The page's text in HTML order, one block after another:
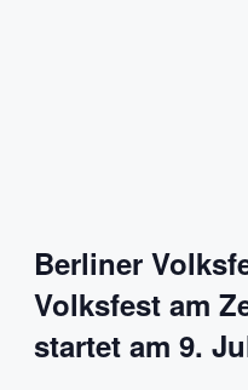
Berliner
Volksfest am
startet am 9.